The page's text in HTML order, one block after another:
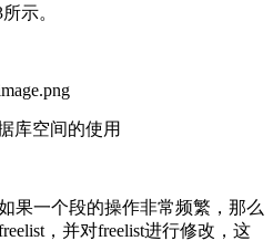
示。
库空间的使用
果一个段的操作非常频繁，那么
，并对freelist进行修改，这